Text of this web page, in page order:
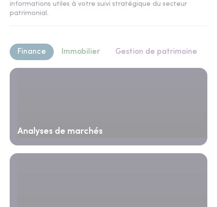
informations utiles à votre suivi stratégique du secteur
patrimonial.
Finance Immobilier Gestion de patrimoine
Analyses de marchés